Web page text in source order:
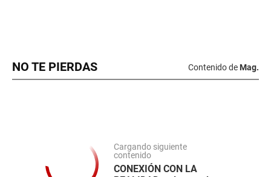
NO TE PIERDAS Contenido de Mag.
Cargando siguiente
contenido
CONEXIÓN CON LA